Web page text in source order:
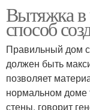
Вытяжка в
способ
Правильный дом
должен быть
позволяет
нормальном доме
стены, говорит